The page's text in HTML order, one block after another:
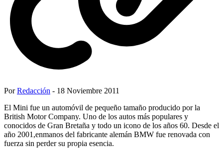
PorRedacción - 18 Noviembre 2011
El Mini fue un automóvil de pequeño tamaño producido por la
British Motor Company. Uno de los autos más populares y
conocidos de Gran Bretaña y todo un icono de los años 60. Desde el
año 2001,enmanos del fabricante alemán BMW fue renovada con
fuerza sin perder su propia esencia.